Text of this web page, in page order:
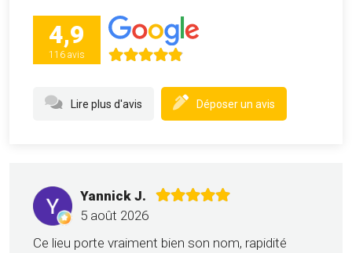
4,9
116 avis
Lire plus d'avis Déposer un avis
Yannick J.
5 août 2026
Ce lieu porte vraiment bien son nom, rapidité